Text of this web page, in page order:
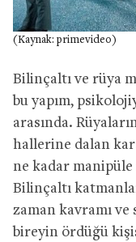
(Kaynak: primevideo)
Bilinçaltı ve rüya
bu yapım,
arasında.
hallerine dalan
ne kadar
Bilinçaltı
zaman kavramı
bireyin ördüğü